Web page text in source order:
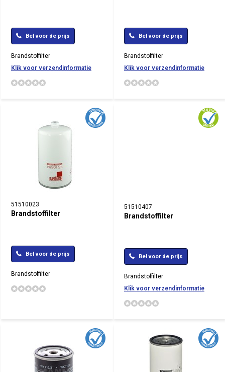
Bel voor de prijs
Brandstoffilter
Klik voor verzendinformatie
Bel voor de prijs
Brandstoffilter
Klik voor verzendinformatie
51510023
Brandstoffilter
Bel voor de prijs
Brandstoffilter
51510407
Brandstoffilter
Bel voor de prijs
Brandstoffilter
Klik voor verzendinformatie